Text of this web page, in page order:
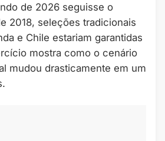
de 2026 seguisse o
2018, seleções tradicionais
e Chile estariam garantidas
mostra como o cenário
mudou drasticamente em um